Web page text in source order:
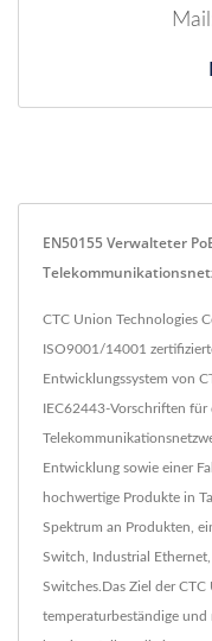
EN50155 Verwalteter
CTC Union Technologies
ISO9001/14001
Entwicklungssystem von
IEC62443-Vorschriften für
Entwicklung sowie einer
hochwertige Produkte in
Spektrum an Produkten,
Switch, Industrial
Switches.Das Ziel der CTC
temperaturbeständige und